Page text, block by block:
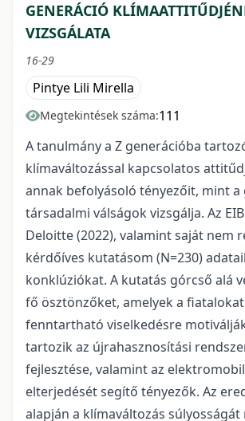
GENERÁCIÓ
VIZSGÁLATA
16-29
Pintye Lili Mirella
Megtekintések száma:111
A tanulmány a Z generációba
klímaváltozással kapcsolatos
annak befolyásoló tényezőit, mint a
társadalmi válságok vizsgálja. Az
Deloitte (2022), valamint saját nem
kérdőíves kutatásom (N=230)
konklúziókat. A kutatás górcső alá
fő ösztönzőket, amelyek a
fenntartható viselkedésre
tartozik az újrahasznosítási
fejlesztése, valamint az
elterjedését segítő tényezők. Az
alapján a klímaváltozás súlyosságát